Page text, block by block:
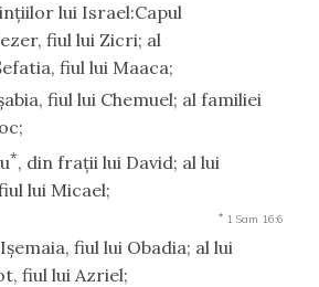
lui Israel:Capul
fiul lui Zicri; al
fiul lui Maaca;
fiul lui Chemuel; al familiei
*, din fraţii lui David; al lui
lui Micael;
* 1 Sam 16:6
fiul lui Obadia; al lui
fiul lui Azriel;